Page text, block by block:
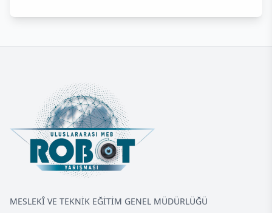
MESLEKÎ VE TEKNİK EĞİTİM GENEL MÜDÜRLÜĞÜ